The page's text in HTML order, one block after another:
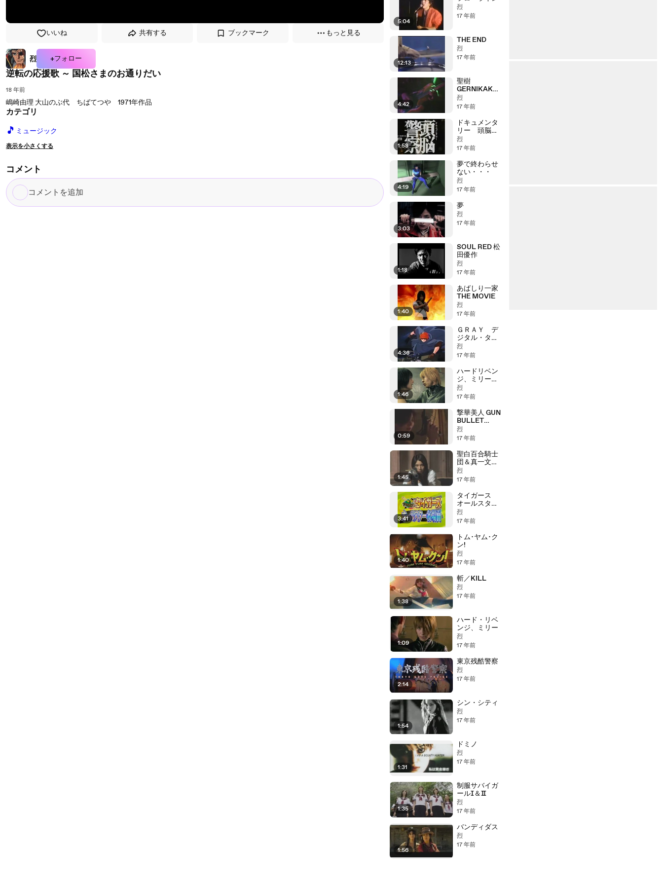
いいね 共有する ブックマーク もっと見る
烈 +フォロー
逆転の応援歌 ～ 国松さまのお通りだい
18 年前
嶋崎由理 大山のぶ代 ちばてつや 1971年作品
カテゴリ
🎵 ミュージック
表示を小さくする
コメント
コ
メ
5:04
烈
17 年前
12:13
THE END
烈
17 年前
4:42
聖樹
GERNIKAKO
ARBOLA
烈
17 年前
1:58
ドキュメンタ
リー 頭脳警
察
烈
17 年前
4:19
夢で終わらせ
ない・・・
烈
17 年前
3:03
夢
烈
17 年前
1:18
SOUL RED 松
田優作
烈
17 年前
1:40
あばしり一家
THE MOVIE
烈
17 年前
4:36
ＧＲＡＹ デ
ジタル・ター
ゲット
烈
17 年前
1:46
ハードリベン
ジ、ミリー
ブラッディバ
トル
烈
17 年前
0:59
撃華美人 GUN
BULLET
BEAUTY
烈
17 年前
1:45
聖白百合騎士
団＆真一文字
拳
烈
17 年前
3:41
タイガース
オールスター
名場面
烈
17 年前
1:40
トム･ヤム･ク
ン!
烈
17 年前
1:38
斬／KILL
烈
17 年前
1:09
ハード・リベ
ンジ、ミリー
烈
17 年前
2:14
東京残酷警察
烈
17 年前
1:54
シン・シティ
烈
17 年前
1:31
ドミノ
烈
17 年前
1:35
制服サバイガ
ールⅠ＆Ⅱ
烈
17 年前
1:56
バンディダス
烈
17 年前